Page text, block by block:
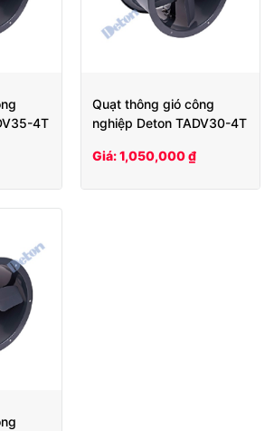
4T
Quạt thông gió công
nghiệp Deton TADV30-4T
Giá: 1,050,000 ₫